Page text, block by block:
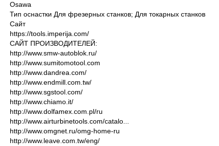
Osawa
Тип оснастки Для фрезерных станков; Для токарных станков
Сайт
https://tools.imperija.com/
САЙТ ПРОИЗВОДИТЕЛЕЙ:
http://www.smw-autoblok.ru/
http://www.sumitomotool.com
http://www.dandrea.com/
http://www.endmill.com.tw/
http://www.sgstool.com/
http://www.chiamo.it/
http://www.dolfamex.com.pl/ru
http://www.airturbinetools.com/catalo...
http://www.omgnet.ru/omg-home-ru
http://www.leave.com.tw/eng/